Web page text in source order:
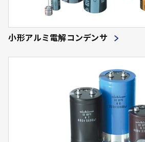
小形アルミ電解コンデンサ